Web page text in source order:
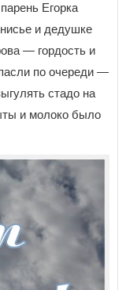
Егорка
и дедушке
— гордость и
по очереди —
стадо на
и молоко было